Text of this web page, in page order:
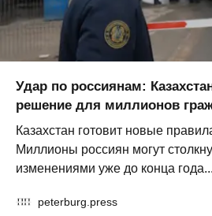
Удар по россиянам:
решение для миллионов
Казахстан готовит новые
Миллионы россиян могут
изменениями уже до конца года...
peterburg.press